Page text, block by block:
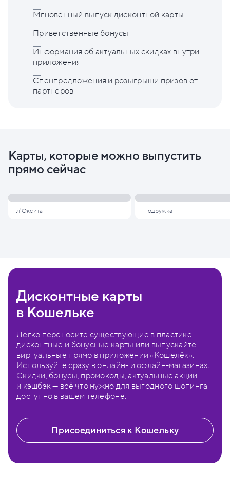
Мгновенный выпуск дисконтной карты
Приветственные бонусы
Информация об актуальных скидках внутри
приложения
Спецпредложения и розыгрыши призов от
партнеров
Карты, которые можно выпустить
прямо сейчас
л'Окситан Подружка
Дисконтные карты
в Кошельке
Легко переносите существующие в пластике
дисконтные и бонусные карты или выпускайте
виртуальные прямо в приложении «Кошелёк».
Используйте сразу в онлайн- и офлайн-магазинах.
Скидки, бонусы, промокоды, актуальные акции
и кэшбэк — всё что нужно для выгодного шопинга
доступно в вашем телефоне.
Присоединиться к Кошельку